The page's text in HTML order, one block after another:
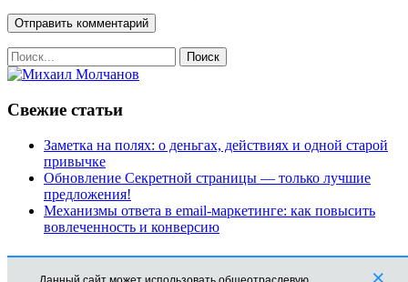
Свежие статьи
Заметка на полях: о деньгах, действиях и одной старой
привычке
Обновление Секретной страницы — только лучшие
предложения!
Механизмы ответа в email-маркетинге: как повысить
вовлеченность и конверсию
Рубрики
×